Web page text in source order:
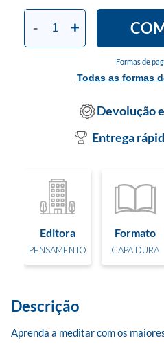
Formas de
Todas as formas
- +
Devolução
Entrega
Editora
PENSAMENTO
Formato
CAPA DURA
Descrição
Aprenda a meditar com os